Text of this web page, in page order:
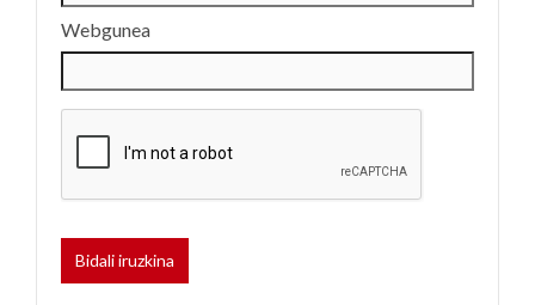
Webgunea